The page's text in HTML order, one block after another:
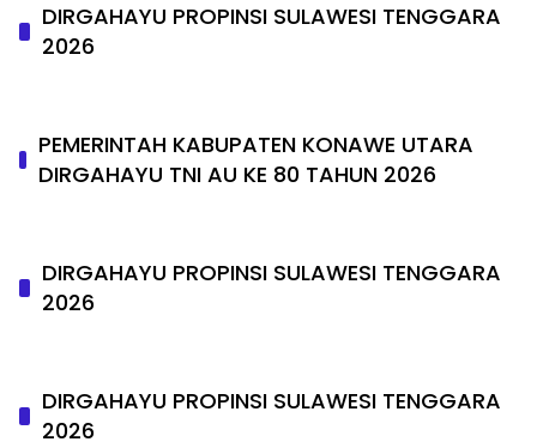
DIRGAHAYU PROPINSI SULAWESI TENGGARA
2026
PEMERINTAH KABUPATEN KONAWE UTARA
DIRGAHAYU TNI AU KE 80 TAHUN 2026
DIRGAHAYU PROPINSI SULAWESI TENGGARA
2026
DIRGAHAYU PROPINSI SULAWESI TENGGARA
2026